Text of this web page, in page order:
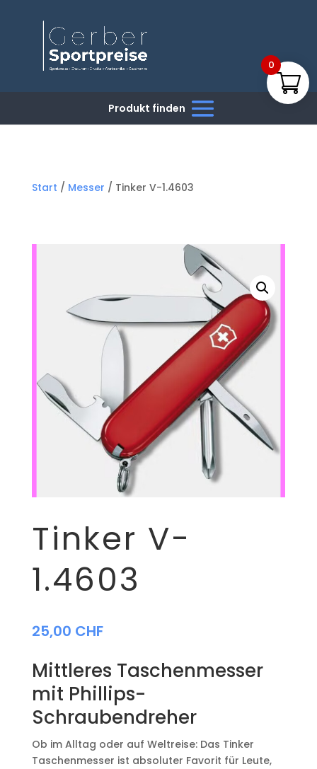
Start / Messer / Tinker V-1.4603
Tinker V-
1.4603
25,00 CHF
Mittleres Taschenmesser
mit Phillips-
Schraubendreher
Ob im Alltag oder auf Weltreise: Das Tinker
Taschenmesser ist absoluter Favorit für Leute,
0